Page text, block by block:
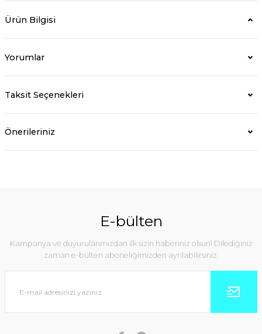
Ürün Bilgisi
Yorumlar
Taksit Seçenekleri
Önerileriniz
E-bülten
Kampanya ve duyurularımızdan ilk sizin haberiniz olsun! Dilediğiniz
zaman e-bülten aboneliğimizden ayrılabilirsiniz.